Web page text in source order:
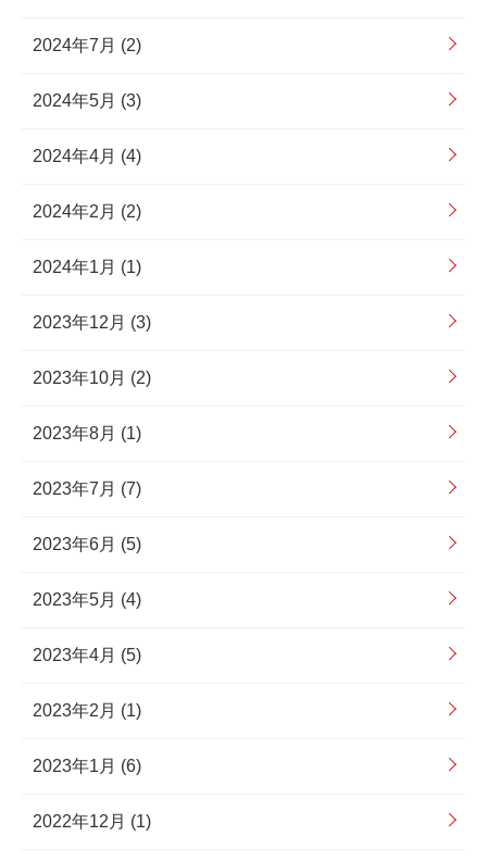
2024年7月 (2)
2024年5月 (3)
2024年4月 (4)
2024年2月 (2)
2024年1月 (1)
2023年12月 (3)
2023年10月 (2)
2023年8月 (1)
2023年7月 (7)
2023年6月 (5)
2023年5月 (4)
2023年4月 (5)
2023年2月 (1)
2023年1月 (6)
2022年12月 (1)